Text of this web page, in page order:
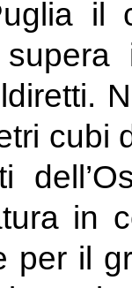
il
cubi
in
per il